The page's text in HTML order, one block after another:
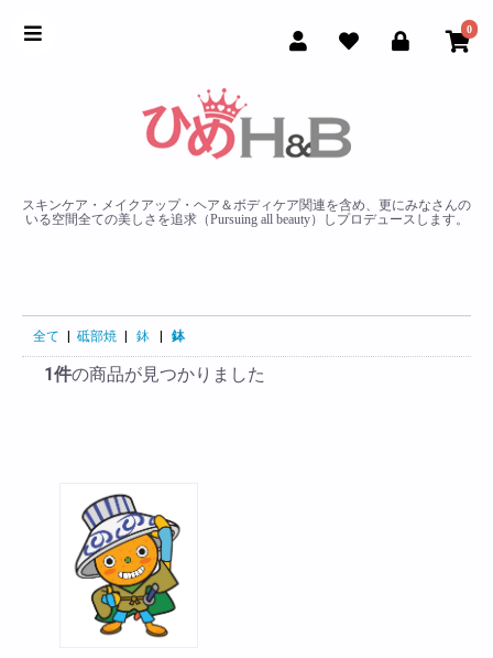
0
スキンケア・メイクアップ・ヘア＆ボディケア関連を含め、更にみなさんの
いる空間全ての美しさを追求（Pursuing all beauty）しプロデュースします。
全て | 砥部焼 | 鉢 | 鉢
1件の商品が見つかりました